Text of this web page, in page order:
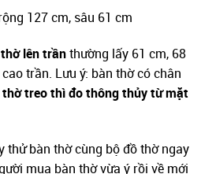
127 cm, sâu 61 cm
lên trầnthường lấy 61 cm, 68
trần. Lưu ý: bàn thờ có chân
thờ treo thì đo thông thủy từ mặt
thử bàn thờ cùng bộ đồ thờ ngay
mua bàn thờ vừa ý rồi về mới